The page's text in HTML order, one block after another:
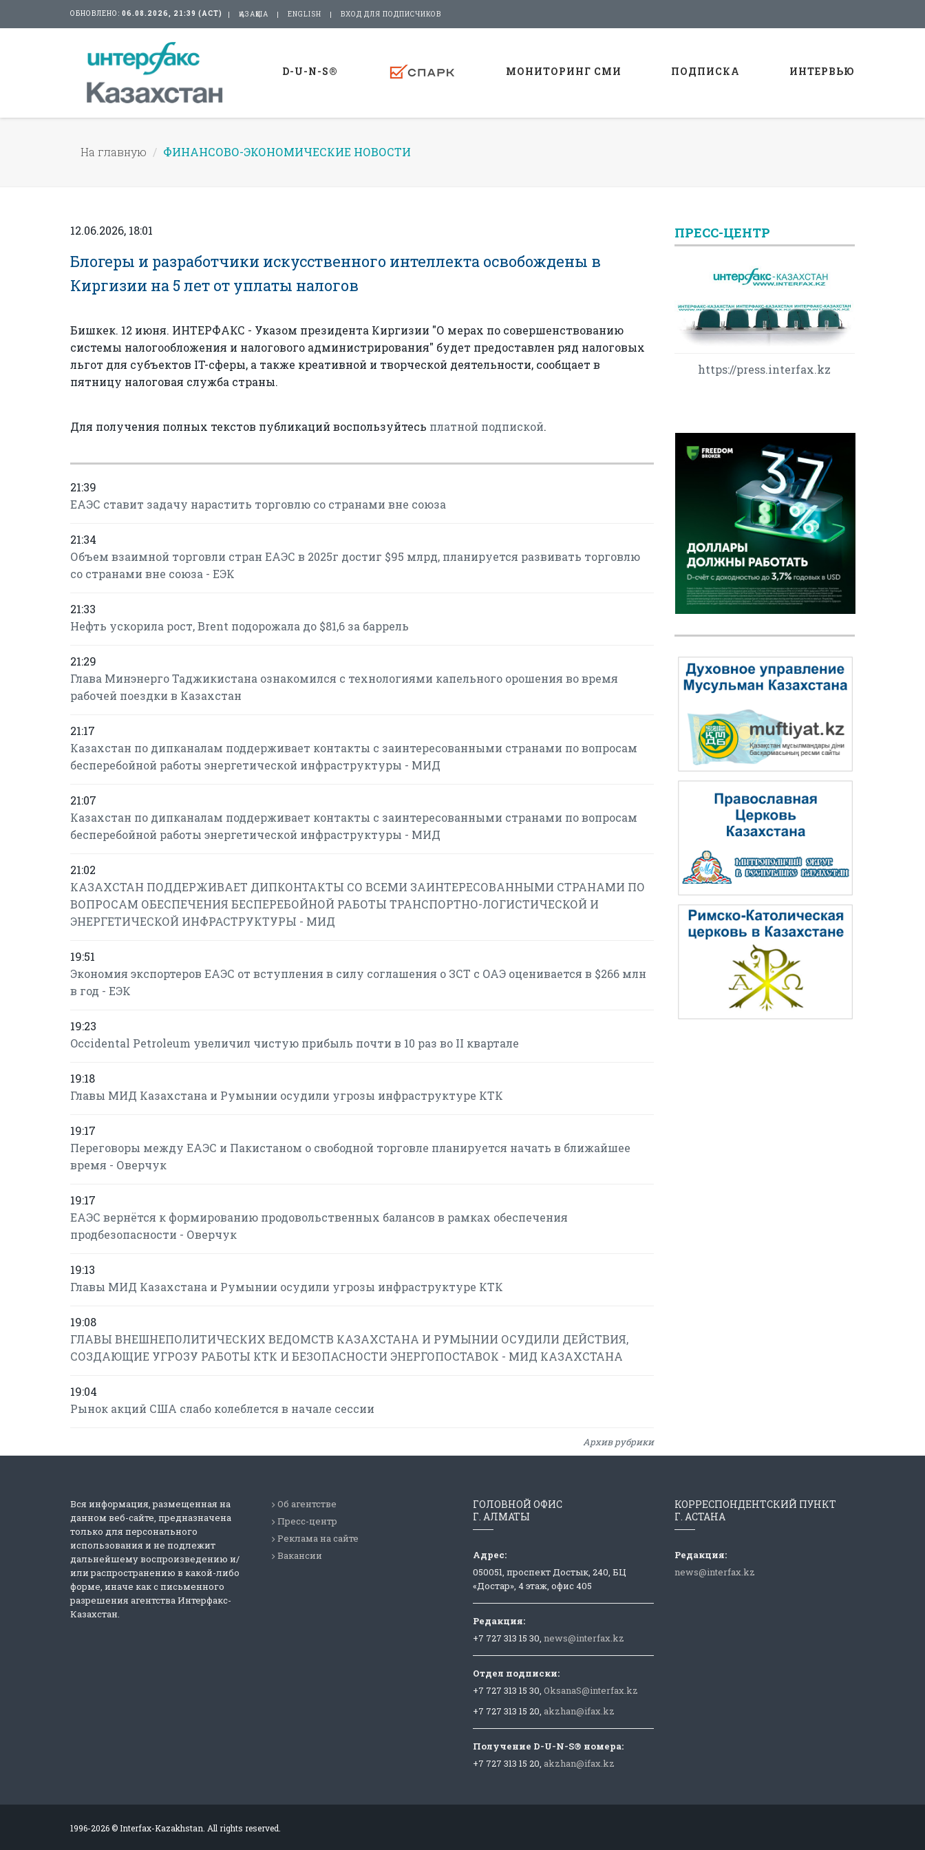
ОБНОВЛЕНО: 06.08.2026, 21:39 (АСТ) ҚАЗАҚША ENGLISH ВХОД ДЛЯ ПОДПИСЧИКОВ
D-U-N-S® МОНИТОРИНГ СМИ ПОДПИСКА ИНТЕРВЬЮ
На главную ФИНАНСОВО-ЭКОНОМИЧЕСКИЕ НОВОСТИ
12.06.2026, 18:01
Блогеры и разработчики искусственного интеллекта освобождены в
Киргизии на 5 лет от уплаты налогов
Бишкек. 12 июня. ИНТЕРФАКС - Указом президента Киргизии "О мерах по совершенствованию
системы налогообложения и налогового администрирования" будет предоставлен ряд налоговых
льгот для субъектов IT-сферы, а также креативной и творческой деятельности, сообщает в
пятницу налоговая служба страны.
Для получения полных текстов публикаций воспользуйтесь платной подпиской.
21:39
ЕАЭС ставит задачу нарастить торговлю со странами вне союза
21:34
Объем взаимной торговли стран ЕАЭС в 2025г достиг $95 млрд, планируется развивать торговлю
со странами вне союза - ЕЭК
21:33
Нефть ускорила рост, Brent подорожала до $81,6 за баррель
21:29
Глава Минэнерго Таджикистана ознакомился с технологиями капельного орошения во время
рабочей поездки в Казахстан
21:17
Казахстан по дипканалам поддерживает контакты с заинтересованными странами по вопросам
бесперебойной работы энергетической инфраструктуры - МИД
21:07
Казахстан по дипканалам поддерживает контакты с заинтересованными странами по вопросам
бесперебойной работы энергетической инфраструктуры - МИД
21:02
КАЗАХСТАН ПОДДЕРЖИВАЕТ ДИПКОНТАКТЫ СО ВСЕМИ ЗАИНТЕРЕСОВАННЫМИ СТРАНАМИ ПО
ВОПРОСАМ ОБЕСПЕЧЕНИЯ БЕСПЕРЕБОЙНОЙ РАБОТЫ ТРАНСПОРТНО-ЛОГИСТИЧЕСКОЙ И
ЭНЕРГЕТИЧЕСКОЙ ИНФРАСТРУКТУРЫ - МИД
19:51
Экономия экспортеров ЕАЭС от вступления в силу соглашения о ЗСТ с ОАЭ оценивается в $266 млн
в год - ЕЭК
19:23
Occidental Petroleum увеличил чистую прибыль почти в 10 раз во II квартале
19:18
Главы МИД Казахстана и Румынии осудили угрозы инфраструктуре КТК
19:17
Переговоры между ЕАЭС и Пакистаном о свободной торговле планируется начать в ближайшее
время - Оверчук
19:17
ЕАЭС вернётся к формированию продовольственных балансов в рамках обеспечения
продбезопасности - Оверчук
19:13
Главы МИД Казахстана и Румынии осудили угрозы инфраструктуре КТК
19:08
ГЛАВЫ ВНЕШНЕПОЛИТИЧЕСКИХ ВЕДОМСТВ КАЗАХСТАНА И РУМЫНИИ ОСУДИЛИ ДЕЙСТВИЯ,
СОЗДАЮЩИЕ УГРОЗУ РАБОТЫ КТК И БЕЗОПАСНОСТИ ЭНЕРГОПОСТАВОК - МИД КАЗАХСТАНА
19:04
Рынок акций США слабо колеблется в начале сессии
Архив рубрики
ПРЕСС-ЦЕНТР
https://press.interfax.kz
Вся информация, размещенная на
данном веб-сайте, предназначена
только для персонального
использования и не подлежит
дальнейшему воспроизведению и/
или распространению в какой-либо
форме, иначе как с письменного
разрешения агентства Интерфакс-
Казахстан.
Об агентстве
Пресс-центр
Реклама на сайте
Вакансии
ГОЛОВНОЙ ОФИС
Г. АЛМАТЫ
Адрес:
050051, проспект Достык, 240, БЦ
«Достар», 4 этаж, офис 405
Редакция:
+7 727 313 15 30, news@interfax.kz
Отдел подписки:
+7 727 313 15 30, OksanaS@interfax.kz
+7 727 313 15 20, akzhan@ifax.kz
Получение D-U-N-S® номера:
+7 727 313 15 20, akzhan@ifax.kz
КОРРЕСПОНДЕНТСКИЙ ПУНКТ
Г. АСТАНА
Редакция:
news@interfax.kz
1996-2026 © Interfax-Kazakhstan. All rights reserved.